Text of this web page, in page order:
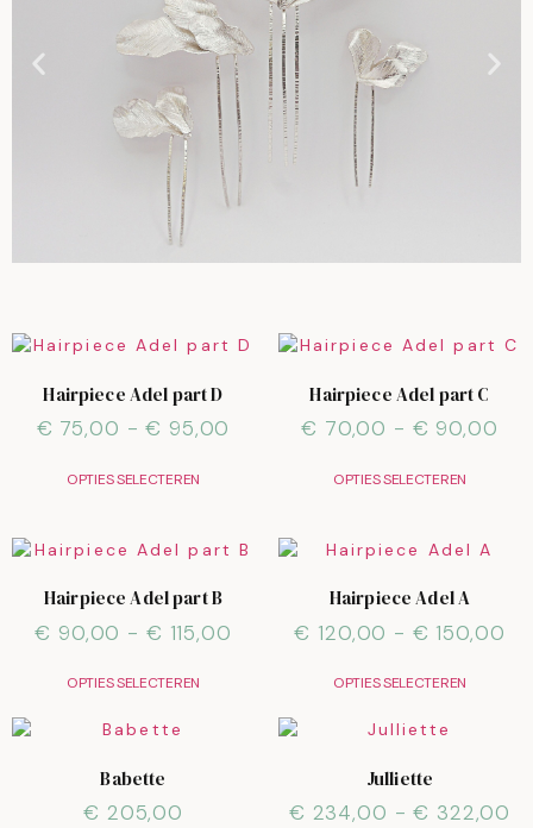
Hairpiece Adel part D
€ 75,00 - € 95,00
OPTIES SELECTEREN
Hairpiece Adel part C
€ 70,00 - € 90,00
OPTIES SELECTEREN
Hairpiece Adel part B
€ 90,00 - € 115,00
OPTIES SELECTEREN
Hairpiece Adel A
€ 120,00 - € 150,00
OPTIES SELECTEREN
Babette
€ 205,00
Julliette
€ 234,00 - € 322,00